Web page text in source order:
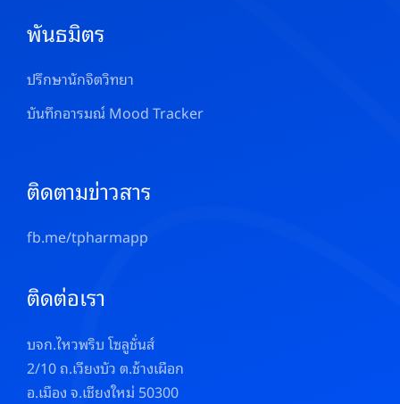
พันธมิตร
ปรึกษานักจิตวิทยา
บันทึกอารมณ์ Mood Tracker
ติดตามข่าวสาร
fb.me/tpharmapp
ติดต่อเรา
บจก.ไหวพริบ โซลูชั่นส์
2/10 ถ.เวียงบัว ต.ช้างเผือก
อ.เมือง จ.เชียงใหม่ 50300